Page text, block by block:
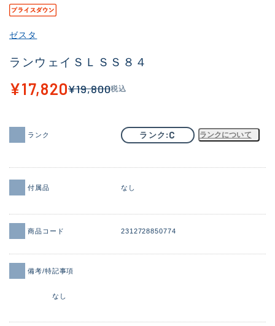
ゼスタ
ランウェイＳＬＳＳ８４
¥17,820¥19,800税込
ランク ランク C ランクについて
付属品 なし
商品コード 2312728850774
備考/特記事項
なし